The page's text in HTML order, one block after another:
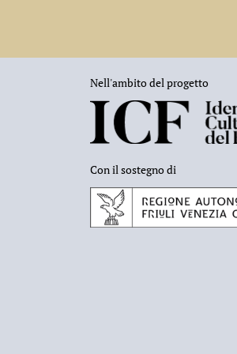
Nell'ambito del progetto
Con il sostegno di